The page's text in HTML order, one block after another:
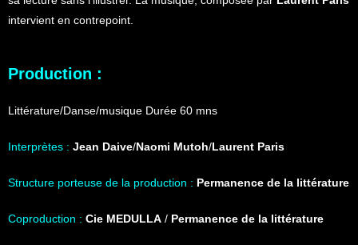
intervient en contrepoint.
Production :
Littérature/Danse/musique Durée 60 mns
Interprètes : Jean Daive/Naomi Mutoh/Laurent Paris
Structure porteuse de la production : Permanence de la littérature
Coproduction : Cie MEDULLA / Permanence de la littérature